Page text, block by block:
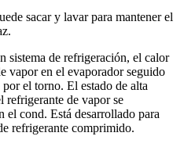
sacar y lavar para mantener el
sistema de refrigeración, el calor
vapor en el evaporador seguido
el torno. El estado de alta
refrigerante de vapor se
el cond. Está desarrollado para
refrigerante comprimido.